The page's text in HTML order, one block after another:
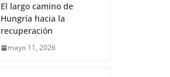
El largo camino de
Hungría hacia la
recuperación
mayo 11, 2026